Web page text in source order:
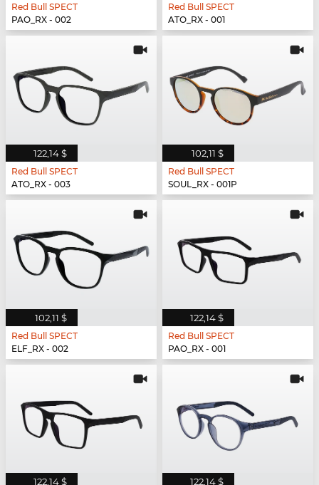
Red Bull SPECT
PAO_RX - 002
Red Bull SPECT
ATO_RX - 001
122,14 $
Red Bull SPECT
ATO_RX - 003
102,11 $
Red Bull SPECT
SOUL_RX - 001P
102,11 $
Red Bull SPECT
ELF_RX - 002
122,14 $
Red Bull SPECT
PAO_RX - 001
122,14 $ 122,14 $